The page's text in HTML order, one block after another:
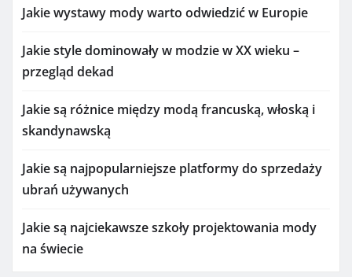
Jakie wystawy mody warto odwiedzić w Europie
Jakie style dominowały w modzie w XX wieku –
przegląd dekad
Jakie są różnice między modą francuską, włoską i
skandynawską
Jakie są najpopularniejsze platformy do sprzedaży
ubrań używanych
Jakie są najciekawsze szkoły projektowania mody
na świecie